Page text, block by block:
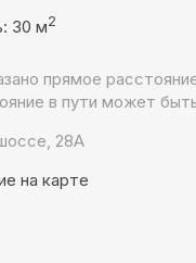
30 м2
прямое
в пути может
28А
на карте